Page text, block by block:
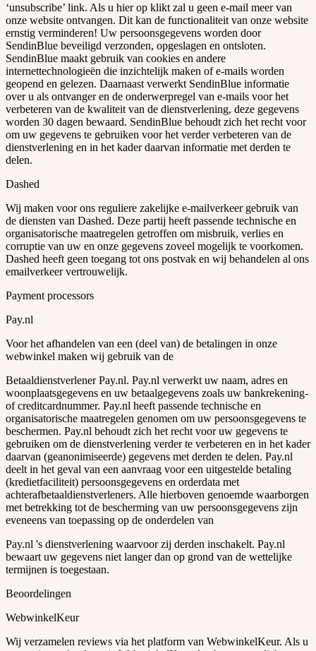
‘unsubscribe’ link. Als u hier op klikt zal u geen e-mail meer van
onze website ontvangen. Dit kan de functionaliteit van onze website
ernstig verminderen! Uw persoonsgegevens worden door
SendinBlue beveiligd verzonden, opgeslagen en ontsloten.
SendinBlue maakt gebruik van cookies en andere
internettechnologieën die inzichtelijk maken of e-mails worden
geopend en gelezen. Daarnaast verwerkt SendinBlue informatie
over u als ontvanger en de onderwerpregel van e-mails voor het
verbeteren van de kwaliteit van de dienstverlening, deze gegevens
worden 30 dagen bewaard. SendinBlue behoudt zich het recht voor
om uw gegevens te gebruiken voor het verder verbeteren van de
dienstverlening en in het kader daarvan informatie met derden te
delen.
Dashed
Wij maken voor ons reguliere zakelijke e-mailverkeer gebruik van
de diensten van Dashed. Deze partij heeft passende technische en
organisatorische maatregelen getroffen om misbruik, verlies en
corruptie van uw en onze gegevens zoveel mogelijk te voorkomen.
Dashed heeft geen toegang tot ons postvak en wij behandelen al ons
emailverkeer vertrouwelijk.
Payment processors
Pay.nl
Voor het afhandelen van een (deel van) de betalingen in onze
webwinkel maken wij gebruik van de
Betaaldienstverlener Pay.nl. Pay.nl verwerkt uw naam, adres en
woonplaatsgegevens en uw betaalgegevens zoals uw bankrekening-
of creditcardnummer. Pay.nl heeft passende technische en
organisatorische maatregelen genomen om uw persoonsgegevens te
beschermen. Pay.nl behoudt zich het recht voor uw gegevens te
gebruiken om de dienstverlening verder te verbeteren en in het kader
daarvan (geanonimiseerde) gegevens met derden te delen. Pay.nl
deelt in het geval van een aanvraag voor een uitgestelde betaling
(kredietfaciliteit) persoonsgegevens en orderdata met
achterafbetaaldienstverleners. Alle hierboven genoemde waarborgen
met betrekking tot de bescherming van uw persoonsgegevens zijn
eveneens van toepassing op de onderdelen van
Pay.nl 's dienstverlening waarvoor zij derden inschakelt. Pay.nl
bewaart uw gegevens niet langer dan op grond van de wettelijke
termijnen is toegestaan.
Beoordelingen
WebwinkelKeur
Wij verzamelen reviews via het platform van WebwinkelKeur. Als u